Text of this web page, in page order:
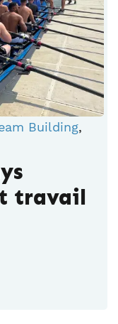
Building,
travail